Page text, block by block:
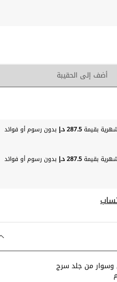
أضف إلى الحقيبة
287.5 د.إ
بدون رسوم أو فوائد
287.5 د.إ
بدون رسوم أو فوائد
وسوار من جلد سرج